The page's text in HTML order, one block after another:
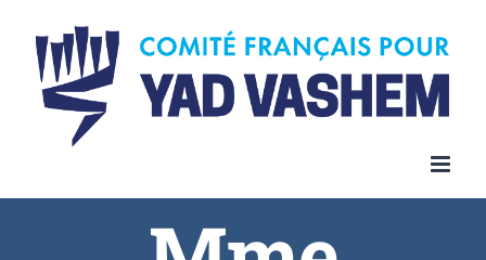
content